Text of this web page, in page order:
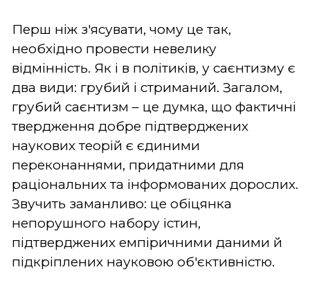
Перш ніж з'ясувати, чому це так,
необхідно провести невелику
відмінність. Як і в політиків, у саєнтизму є
два види: грубий і стриманий. Загалом,
грубий саєнтизм – це думка, що фактичні
твердження добре підтверджених
наукових теорій є єдиними
переконаннями, придатними для
раціональних та інформованих дорослих.
Звучить заманливо: це обіцянка
непорушного набору істин,
підтверджених емпіричними даними й
підкріплених науковою об'єктивністю.